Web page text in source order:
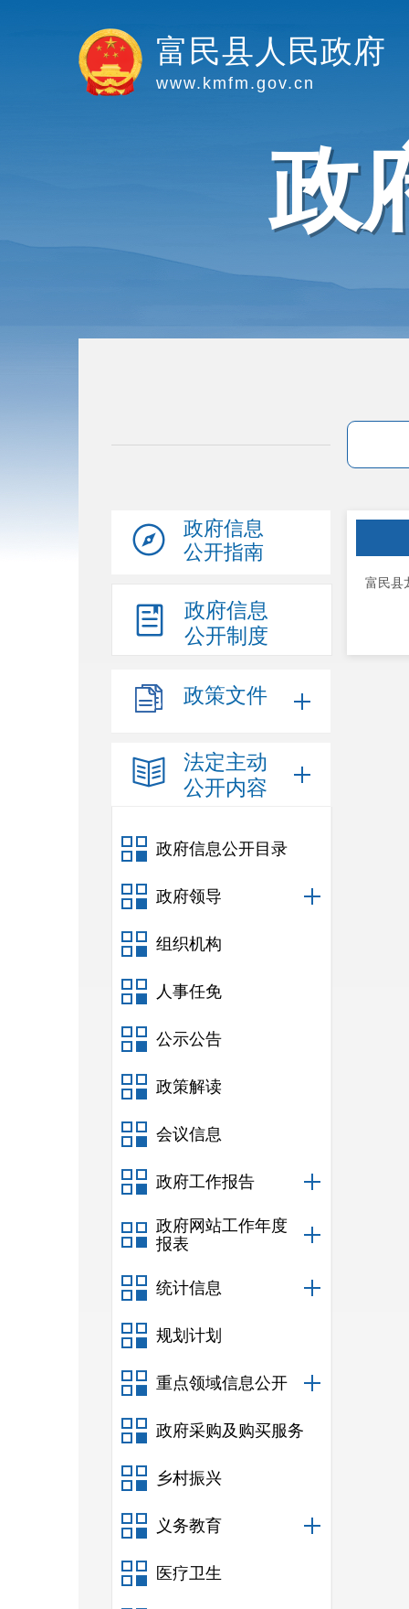
富民县人民政府
www.kmfm.gov.cn
政
政府信息
公开指南
政府信息
公开制度
政策文件
法定主动
公开内容
政府信息公开目录
政府领导
组织机构
人事任免
公示公告
政策解读
会议信息
政府工作报告
政府网站工作年度
报表
统计信息
规划计划
重点领域信息公开
政府采购及购买服务
乡村振兴
义务教育
医疗卫生
富民县